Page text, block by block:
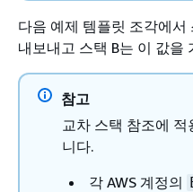
다음 예제 템플릿 조각에서
내보내고 스택 B는 이 값을
참고
교차 스택 참조에
니다.
각 AWS 계정의